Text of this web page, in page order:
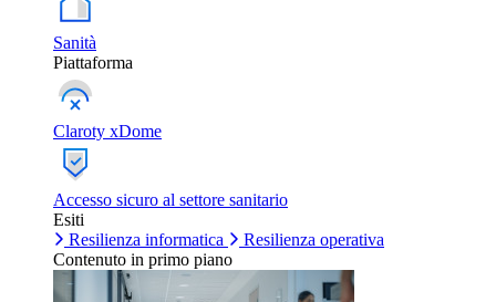
Sanità
Piattaforma
Claroty xDome
Accesso sicuro al settore sanitario
Esiti
Resilienza informatica
Resilienza operativa
Contenuto in primo piano